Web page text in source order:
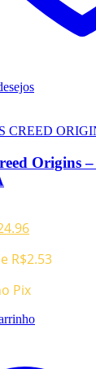
Origins
O
atual
R$24.96.
R$2.53
Pix